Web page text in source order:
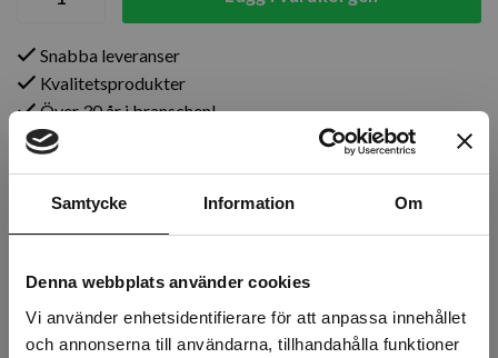
Samtycke Information Om
Denna webbplats använder cookies
Vi använder enhetsidentifierare för att anpassa innehållet
och annonserna till användarna, tillhandahålla funktioner
Snabba leveranser
Kvalitetsprodukter
Över 30 år i branschen!
Lagerstatus
Årsta
Uppsala